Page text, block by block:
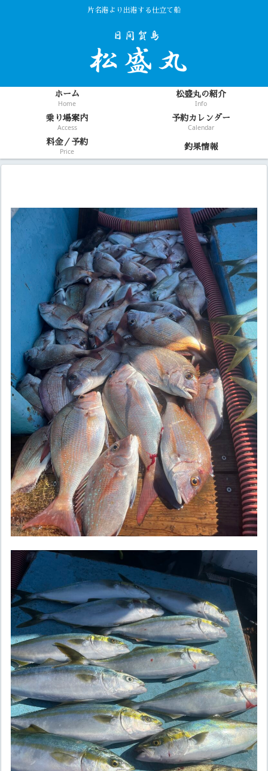
片名港より出港する仕立て船
ホーム
Home
松盛丸の紹介
Info
乗り場案内
Access
予約カレンダー
Calendar
料金／予約
Price
釣果情報